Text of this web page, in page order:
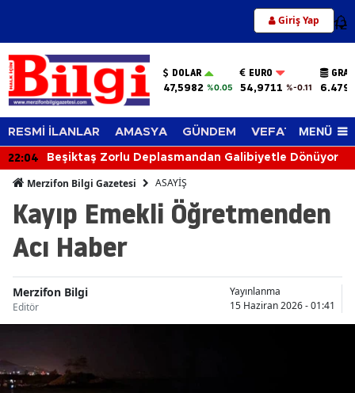
Giriş Yap 12
DOLAR
47,5982 %0.05
EURO
54,9711 %-0.11
RESMİ İLANLAR AMASYA GÜNDEM VEFAT EDENLER
MENÜ
22:04 Beşiktaş Zorlu Deplasmandan Galibiyetle Dönüyor
Merzifon Bilgi Gazetesi ASAYİŞ
Kayıp Emekli Öğretmenden
Acı Haber
Merzifon Bilgi
Editör
Yayınlanma
15 Haziran 2026 - 01:41